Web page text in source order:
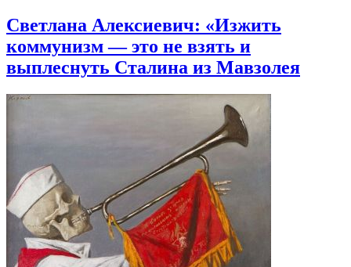
Светлана Алексиевич: «Изжить
коммунизм — это не взять и
выплеснуть Сталина из Мавзолея